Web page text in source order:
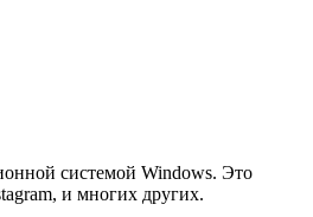
системой Windows. Это
и многих других.